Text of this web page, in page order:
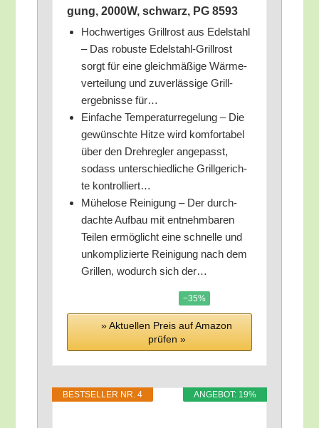
gung, 2000W, schwarz, PG 8593
Hoch­wer­ti­ges Grill­rost aus Edel­stahl
– Das robus­te Edel­stahl-Grill­rost
sorgt für eine gleich­mä­ßi­ge Wär­me­
ver­tei­lung und zuver­läs­si­ge Gril­l­
ergeb­nis­se für…
Ein­fa­che Tem­pe­ra­tur­re­ge­lung – Die
gewünsch­te Hit­ze wird kom­for­ta­bel
über den Dreh­reg­ler ange­passt,
sodass unter­schied­li­che Grill­ge­rich­
te kontrolliert…
Mühe­lo­se Rei­ni­gung – Der durch­
dach­te Auf­bau mit ent­nehm­ba­ren
Tei­len ermög­licht eine schnel­le und
unkom­pli­zier­te Rei­ni­gung nach dem
Gril­len, wodurch sich der…
−35%
» Aktu­el­len Preis auf Ama­zon
prü­fen »
ANGE­BOT: 19%
BEST­SEL­LER NR. 4